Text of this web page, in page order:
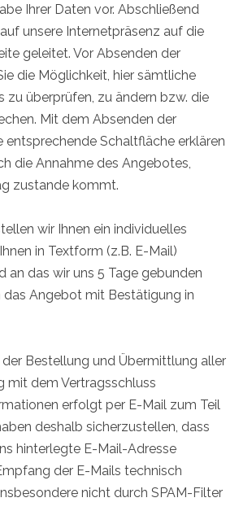
Ihrer Daten vor. Abschließend
unsere Internetpräsenz auf die
geleitet. Vor Absenden der
die Möglichkeit, hier sämtliche
zu überprüfen, zu ändern bzw. die
Mit dem Absenden der
entsprechende Schaltfläche erklären
die Annahme des Angebotes,
zustande kommt.
wir Ihnen ein individuelles
in Textform (z.B. E-Mail)
an das wir uns 5 Tage gebunden
das Angebot mit Bestätigung in
Bestellung und Übermittlung aller
mit dem Vertragsschluss
erfolgt per E-Mail zum Teil
deshalb sicherzustellen, dass
hinterlegte E-Mail-Adresse
der E-Mails technisch
nicht durch SPAM-Filter